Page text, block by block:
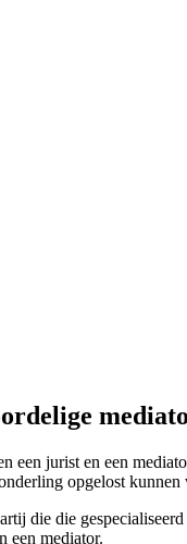
een jurist en een
opgelost kunnen
die die
een mediator.